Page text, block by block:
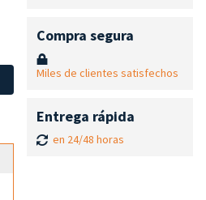
Compra segura
Miles de clientes satisfechos
Entrega rápida
en 24/48 horas